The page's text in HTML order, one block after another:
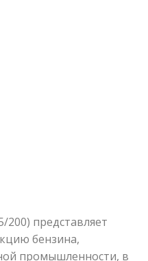
200) представляет
бензина,
промышленности, в